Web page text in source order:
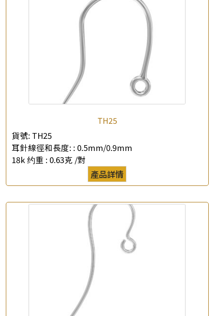
產品查詢 ×
公司名稱
*聯絡電話
查詢以下產品
TH25
貨號: TH25
耳針線徑和長度: : 0.5mm/0.9mm
18k 约重 : 0.63克 /對
產品詳情